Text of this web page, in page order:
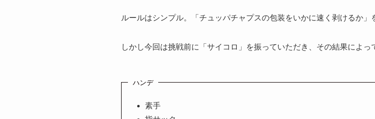
ルールはシンプル。「チュッパチャプスの包装をいかに速く剥けるか」
しかし今回は挑戦前に「サイコロ」を振っていただき、その結果によっ
ハンデ
素手